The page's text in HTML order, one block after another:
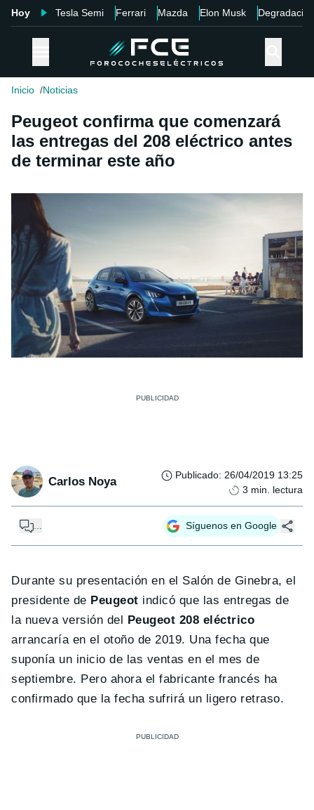
Hoy Tesla Semi Ferrari Mazda Elon Musk Degradación
Inicio Noticias
Peugeot confirma que comenzará
las entregas del 208 eléctrico antes
de terminar este año
Carlos Noya Publicado: 26/04/2019 13:25
3 min. lectura
... Síguenos en Google
Durante su presentación en el Salón de Ginebra, el
presidente de Peugeot indicó que las entregas de
la nueva versión del
Peugeot 208 eléctrico
arrancaría en el otoño de 2019. Una fecha que
suponía un inicio de las ventas en el mes de
septiembre. Pero ahora el fabricante francés ha
confirmado que la fecha sufrirá un ligero retraso.